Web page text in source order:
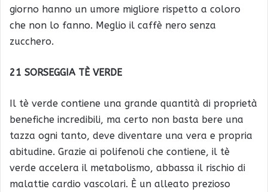
giorno hanno un umore migliore rispetto a coloro
che non lo fanno. Meglio il caffè nero senza
zucchero.
21 SORSEGGIA TÈ VERDE
Il tè verde contiene una grande quantità di proprietà
benefiche incredibili, ma certo non basta bere una
tazza ogni tanto, deve diventare una vera e propria
abitudine. Grazie ai polifenoli che contiene, il tè
verde accelera il metabolismo, abbassa il rischio di
malattie cardio vascolari. È un alleato prezioso